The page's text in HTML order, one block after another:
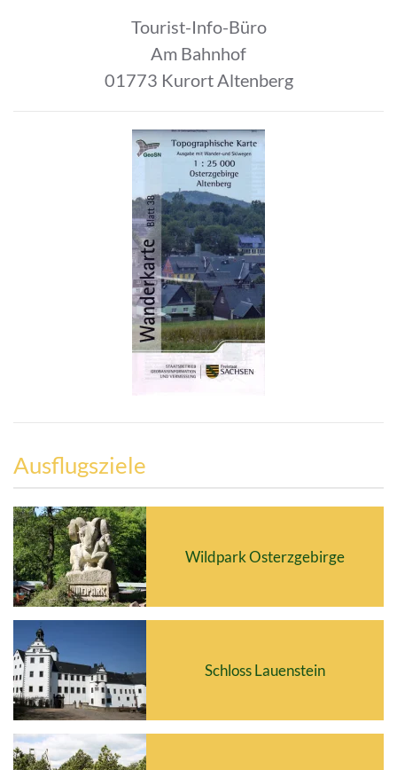
Tourist-Info-Büro
Am Bahnhof
01773 Kurort Altenberg
Ausflugsziele
Wildpark Osterzgebirge
Schloss Lauenstein